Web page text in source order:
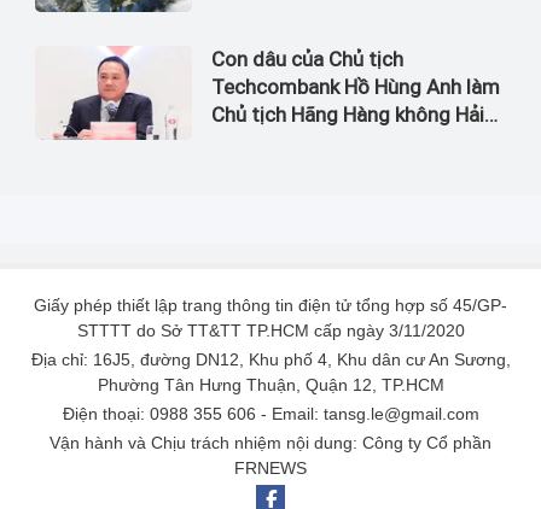
Con dâu của Chủ tịch
Techcombank Hồ Hùng Anh làm
Chủ tịch Hãng Hàng không Hải
Giấy phép thiết lập trang thông tin điện tử tổng hợp số 45/GP-
STTTT do Sở TT&TT TP.HCM cấp ngày 3/11/2020
Địa chỉ: 16J5, đường DN12, Khu phố 4, Khu dân cư An Sương,
Phường Tân Hưng Thuận, Quận 12, TP.HCM
Điện thoại: 0988 355 606 - Email: tansg.le@gmail.com
Vận hành và Chịu trách nhiệm nội dung: Công ty Cổ phần
FRNEWS